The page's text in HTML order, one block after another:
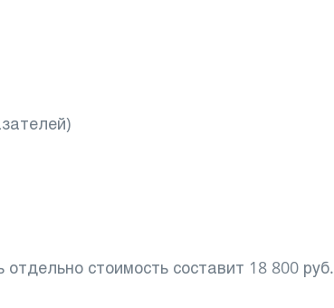
отдельно стоимость составит 18 800 руб.